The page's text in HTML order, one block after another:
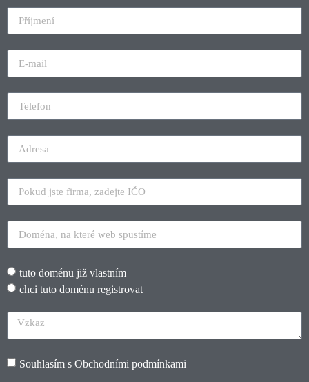
tuto doménu již vlastním
chci tuto doménu registrovat
Souhlasím s Obchodními podmínkami